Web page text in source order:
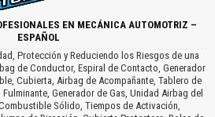
EN MECÁNICA AUTOMOTRIZ –
ESPAÑOL
Protección y Reduciendo los Riesgos de una
de Conductor, Espiral de Contacto, Generador
Cubierta, Airbag de Acompañante, Tablero de
Generador de Gas, Unidad Airbag del
Sólido, Tiempos de Activación,